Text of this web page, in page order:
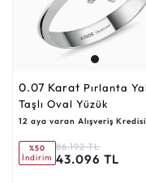
0.07 Karat
Taşlı Oval Yüzük
12 aya varan Alışveriş Kredisi
%50
İndirim
86.192 TL
43.096 TL